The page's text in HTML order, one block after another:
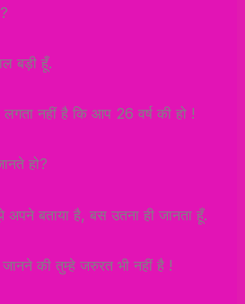
बड़ी हूँ.
नहीं है कि आप 26 वर्ष की हो !
हो?
बताया है, बस उतना ही जानता हूँ.
जानने की तुम्हे जरुरत भी नहीं है !